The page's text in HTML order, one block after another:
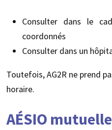
Consulter dans le
coordonnés
Consulter dans un
Toutefois, AG2R ne prend
horaire.
AÉSIO